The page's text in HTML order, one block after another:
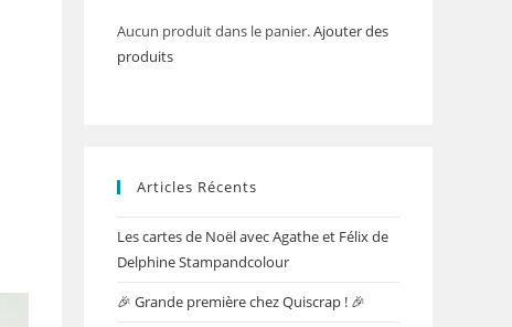
Aucun produit dans le panier.Ajouter des
produits
Articles Récents
Les cartes de Noël avec Agathe et Félix de
Delphine Stampandcolour
🎉 Grande première chez Quiscrap ! 🎉